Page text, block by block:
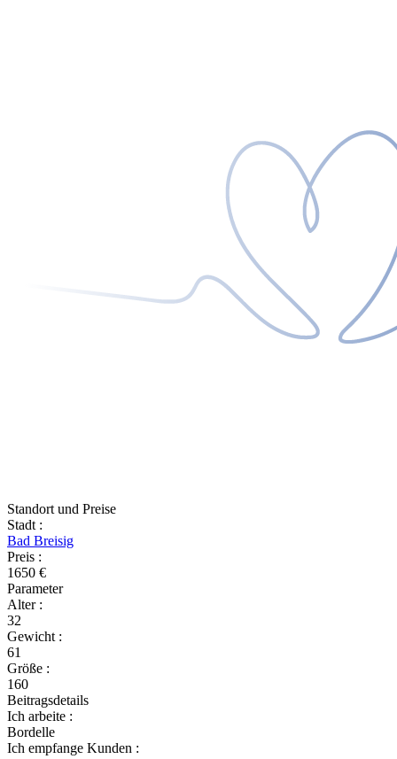
Standort und Preise
Stadt :
Bad Breisig
Preis :
1650 €
Parameter
Alter :
32
Gewicht :
61
Größe :
160
Beitragsdetails
Ich arbeite :
Bordelle
Ich empfange Kunden :